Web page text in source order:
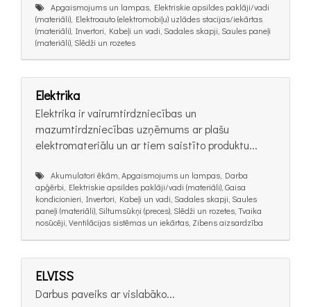
Apgaismojums un lampas, Elektriskie apsildes paklāji/vadi
(materiāli), Elektroauto (elektromobiļu) uzlādes stacijas/iekārtas
(materiāli), Invertori, Kabeļi un vadi, Sadales skapji, Saules paneļi
(materiāli), Slēdži un rozetes
Elektrika
Elektrika ir vairumtirdzniecības un
mazumtirdzniecības uzņēmums ar plašu
elektromateriālu un ar tiem saistīto produktu...
Akumulatori ēkām, Apgaismojums un lampas, Darba
apģērbi, Elektriskie apsildes paklāji/vadi (materiāli), Gaisa
kondicionieri, Invertori, Kabeļi un vadi, Sadales skapji, Saules
paneļi (materiāli), Siltumsūkņi (preces), Slēdži un rozetes, Tvaika
nosūcēji, Ventilācijas sistēmas un iekārtas, Zibens aizsardzība
ELVISS
Darbus paveiks ar vislabāko...